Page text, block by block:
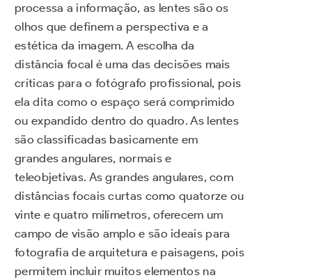
processa a informação, as lentes são os
olhos que definem a perspectiva e a
estética da imagem. A escolha da
distância focal é uma das decisões mais
críticas para o fotógrafo profissional, pois
ela dita como o espaço será comprimido
ou expandido dentro do quadro. As lentes
são classificadas basicamente em
grandes angulares, normais e
teleobjetivas. As grandes angulares, com
distâncias focais curtas como quatorze ou
vinte e quatro milímetros, oferecem um
campo de visão amplo e são ideais para
fotografia de arquitetura e paisagens, pois
permitem incluir muitos elementos na